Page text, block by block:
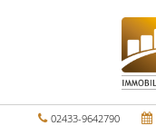
02433-9642790